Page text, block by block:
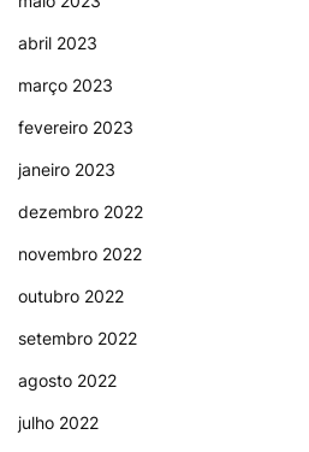
abril 2023
março 2023
fevereiro 2023
janeiro 2023
dezembro 2022
novembro 2022
outubro 2022
setembro 2022
agosto 2022
julho 2022